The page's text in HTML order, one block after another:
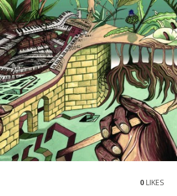
0LIKES